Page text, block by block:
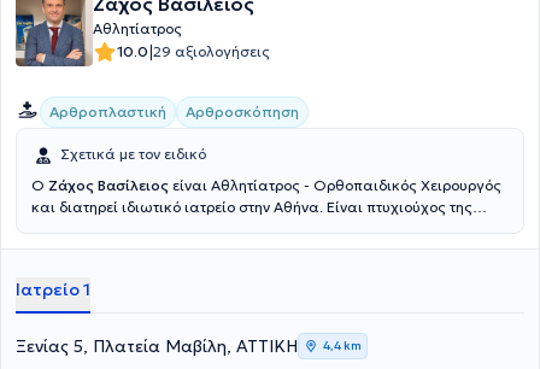
Αθλητίατρος
10.0|29 αξιολογήσεις
Αρθροπλαστική Αρθροσκόπηση
Σχετικά με τον ειδικό
Ο Ζάχος Βασίλειος είναι Αθλητίατρος - Ορθοπαιδικός Χειρουργός
και διατηρεί ιδιωτικό ιατρείο στην Αθήνα. Είναι πτυχιούχος της
Αθηνών και κάτοχος Διδακτορικού από την Ιατρική Σχολή του
πλούσια επαγγελματική καριέρα του έχει εργαστεί ως
ορθοπαιδικός χειρουργός σε Κλινικές της Αθήνας , ως Επικεφαλής
Αθλητίατρος στο Ποδοσφαιρικό Τμήμα της ΠΑΕ Πανιωνίου. Αξίζει να
αναφερθεί πως σήμερα, εκτός από την δραστηριοποίησή του ως
Ιατρείο 1
Ξενίας 5, Πλατεία Μαβίλη, ΑΤΤΙΚΗ 4,4 km